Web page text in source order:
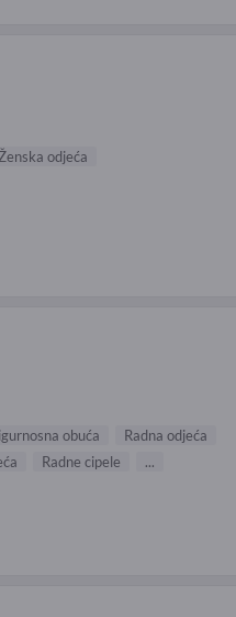
odjeća
obuća
Radna odjeća
Radne cipele ...